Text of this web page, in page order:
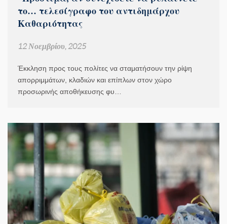
το… τελεσίγραφο του αντιδημάρχου
Καθαριότητας
12 Νοεμβρίου, 2025
Έκκληση προς τους πολίτες να σταματήσουν την ρίψη
απορριμμάτων, κλαδιών και επίπλων στον χώρο
προσωρινής αποθήκευσης φυ…